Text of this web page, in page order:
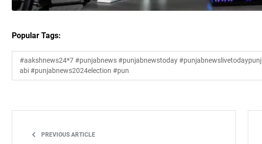
Popular Tags:
#aakshnews24*7 #punjabnews #punjabnewstoday #punjabnewslivetodaypunj
abi #punjabnews2024election #pun
PREVIOUS ARTICLE